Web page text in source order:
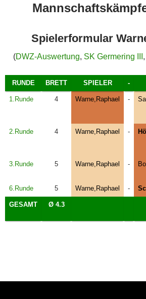
Spielerformular
(DWZ-Auswertung, SK Germering III ,
RUNDE BRETT SPIELER -
1.Runde 4 Warne,Raphael -
2.Runde 4 Warne,Raphael -
3.Runde 5 Warne,Raphael -
6.Runde 5 Warne,Raphael -
GESAMT Ø 4.3